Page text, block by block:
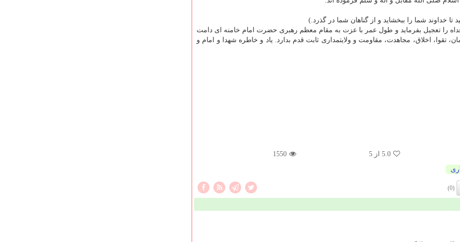
تا خداوند شما را ببخشاید و از گناهان شما در گذرد.)
را تعجیل بفرماید و طول عمر با عزت به مقام معظم رهبری حضرت امام خامنه ای دامت
تقوا، اخلاق، مجاهدت، مقاومت و ولایتمداری ثابت قدم بدارد. یاد و خاطره شهدا و امام و
5.0 از 5 1550
(0)